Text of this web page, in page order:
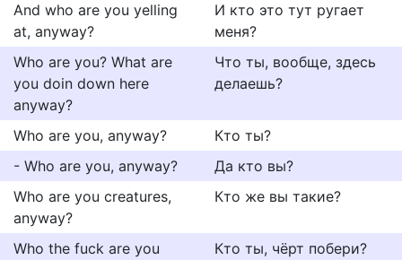
And who are you yelling
at, anyway?
И кто это тут ругает
меня?
Who are you? What are
you doin down here
anyway?
Что ты, вообще, здесь
делаешь?
Who are you, anyway?
Кто ты?
- Who are you, anyway?
Да кто вы?
Who are you creatures,
anyway?
Кто же вы такие?
Who the fuck are you
Кто ты, чёрт побери?